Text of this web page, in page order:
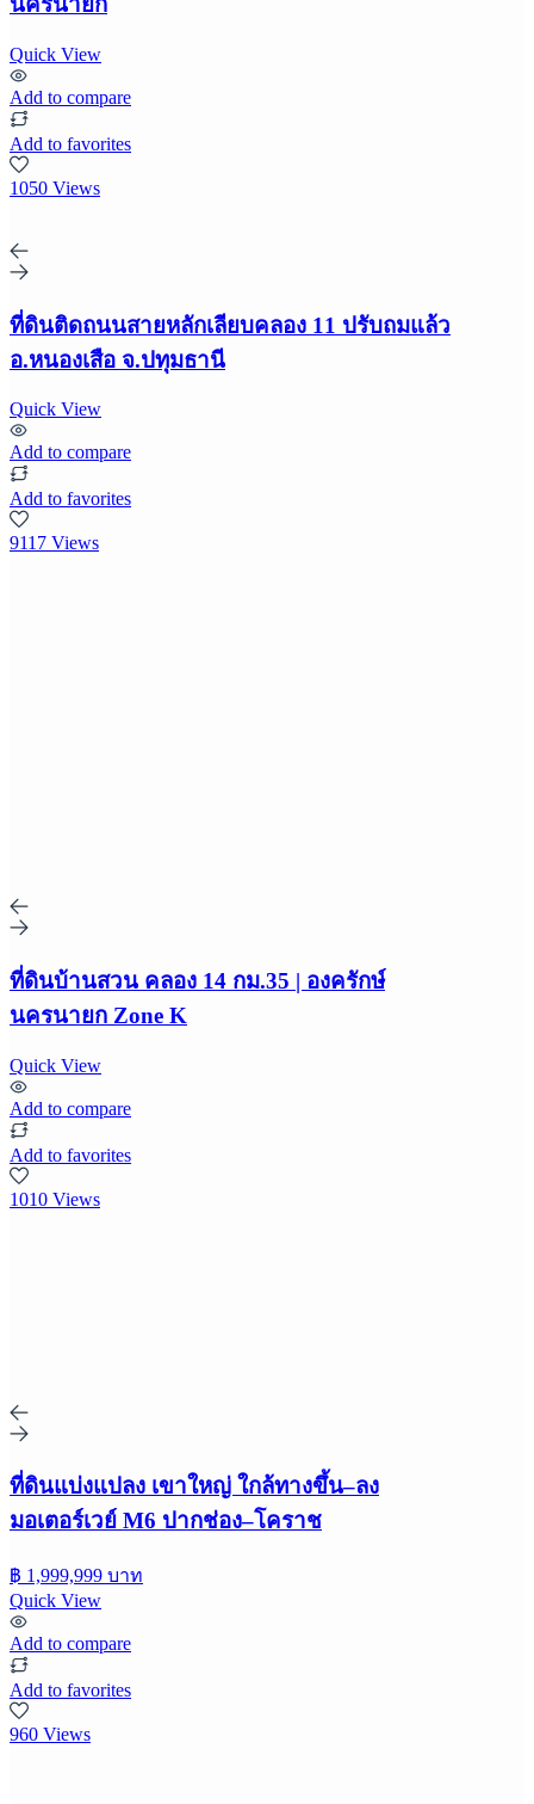
Quick View
Add to compare
Add to favorites
1050 Views
ที่ดินติดถนนสายหลักเลียบคลอง 11 ปรับถมแล้ว
อ.หนองเสือ จ.ปทุมธานี
Quick View
Add to compare
Add to favorites
9117 Views
ที่ดินบ้านสวน คลอง 14 กม.35 | องครักษ์
นครนายก Zone K
Quick View
Add to compare
Add to favorites
1010 Views
ที่ดินแบ่งแปลง เขาใหญ่ ใกล้ทางขึ้น–ลง
มอเตอร์เวย์ M6 ปากช่อง–โคราช
฿ 1,999,999 บาท
Quick View
Add to compare
Add to favorites
960 Views